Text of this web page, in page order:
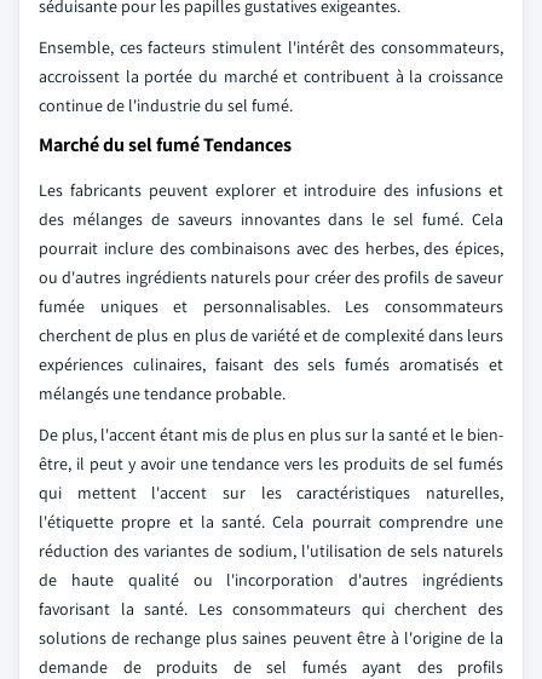
séduisante pour les papilles gustatives exigeantes.
Ensemble, ces facteurs stimulent l'intérêt des consommateurs,
accroissent la portée du marché et contribuent à la croissance
continue de l'industrie du sel fumé.
Marché du sel fumé Tendances
Les fabricants peuvent explorer et introduire des infusions et
des mélanges de saveurs innovantes dans le sel fumé. Cela
pourrait inclure des combinaisons avec des herbes, des épices,
ou d'autres ingrédients naturels pour créer des profils de saveur
fumée uniques et personnalisables. Les consommateurs
cherchent de plus en plus de variété et de complexité dans leurs
expériences culinaires, faisant des sels fumés aromatisés et
mélangés une tendance probable.
De plus, l'accent étant mis de plus en plus sur la santé et le bien-
être, il peut y avoir une tendance vers les produits de sel fumés
qui mettent l'accent sur les caractéristiques naturelles,
l'étiquette propre et la santé. Cela pourrait comprendre une
réduction des variantes de sodium, l'utilisation de sels naturels
de haute qualité ou l'incorporation d'autres ingrédients
favorisant la santé. Les consommateurs qui cherchent des
solutions de rechange plus saines peuvent être à l'origine de la
demande de produits de sel fumés ayant des profils